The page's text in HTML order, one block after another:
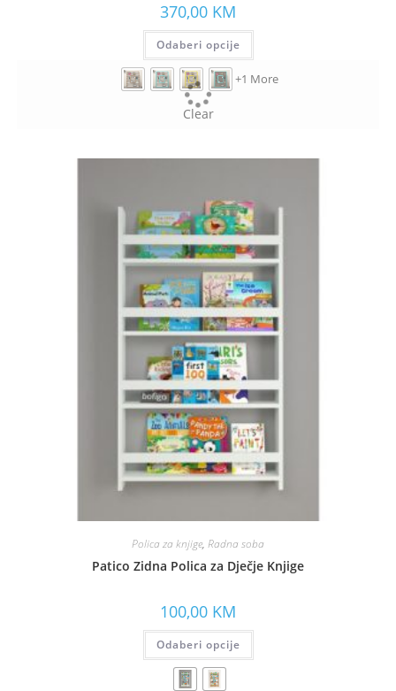
370,00 KM
Odaberi opcije
+1 More
Clear
Polica za knjige, Radna soba
Patico Zidna Polica za Dječje Knjige
100,00 KM
Odaberi opcije